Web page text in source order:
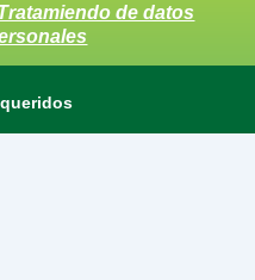
de datos